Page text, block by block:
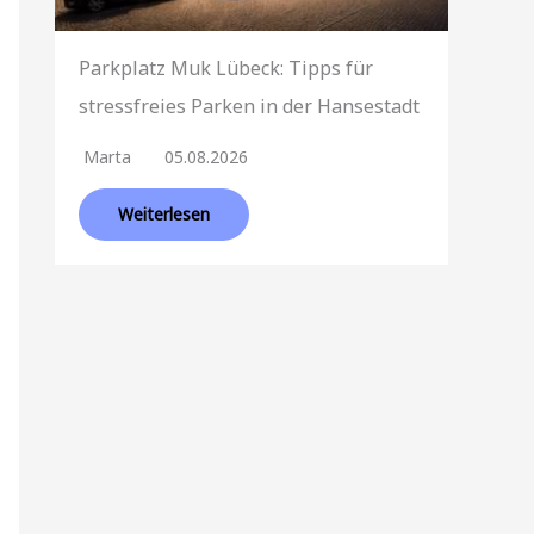
Parkplatz Muk Lübeck: Tipps für
stressfreies Parken in der Hansestadt
Marta 05.08.2026
Weiterlesen